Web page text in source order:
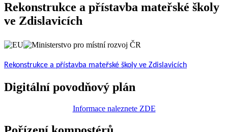
Rekonstrukce a přístavba mateřské školy
ve Zdislavicích
Rekonstrukce a přístavba mateřské školy ve Zdislavicích
Digitální povodňový plán
Informace naleznete ZDE